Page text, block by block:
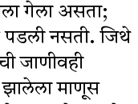
गेला असता;
पडली नसती. जिथे
जाणीवही
झालेला माणूस